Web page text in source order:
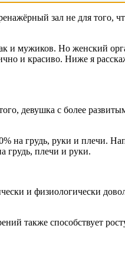
зал не для того,
и мужиков. Но женский
и красиво. Ниже я
девушка с более
грудь, руки и плечи.
грудь, плечи и руки.
и физиологически
также способствует